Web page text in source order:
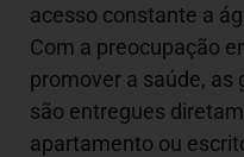
acesso constante a
Com a preocupação
promover a saúde, as
são entregues
apartamento ou